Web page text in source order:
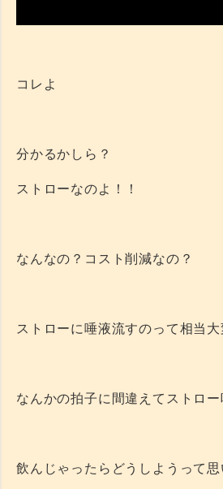
コレよ
分かるかしら？
ストローなのよ！！
なんなの？コスト削減なの？
ストローに唾液流すのって相当大
なんかの拍子に間違えてストロ
飲んじゃったらどうしようって思